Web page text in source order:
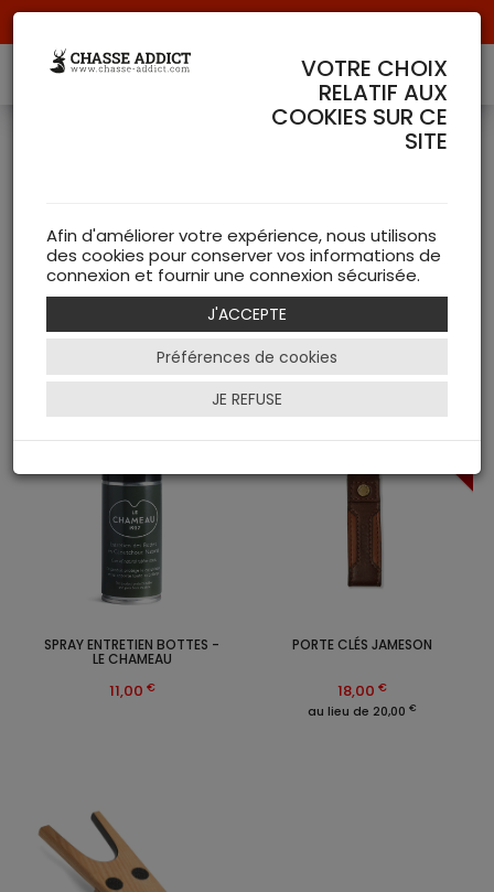
CHAMEAU ( 3 articles )
NEW
Filtrer
- 10 %
PORTE CLÉS JAMESON
18,00 €
au lieu de 20,00 €
SPRAY ENTRETIEN BOTTES -
LE CHAMEAU
11,00 €
VOTRE CHOIX
RELATIF AUX
COOKIES SUR CE
SITE
Afin d'améliorer votre expérience, nous utilisons
des cookies pour conserver vos informations de
connexion et fournir une connexion sécurisée.
J'ACCEPTE
Préférences de cookies
JE REFUSE